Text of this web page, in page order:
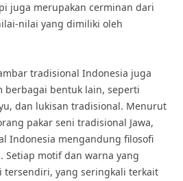
juga merupakan cerminan dari
nilai yang dimiliki oleh
tradisional Indonesia juga
berbagai bentuk lain, seperti
dan lukisan tradisional. Menurut
pakar seni tradisional Jawa,
Indonesia mengandung filosofi
Setiap motif dan warna yang
yang seringkali terkait